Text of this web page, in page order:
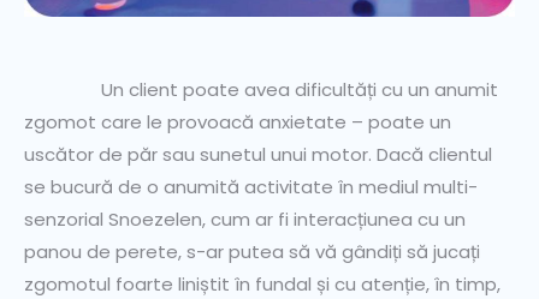
Un client poate avea dificultăți cu un anumit
zgomot care le provoacă anxietate – poate un
uscător de păr sau sunetul unui motor. Dacă clientul
se bucură de o anumită activitate în mediul multi-
senzorial Snoezelen, cum ar fi interacțiunea cu un
panou de perete, s-ar putea să vă gândiți să jucați
zgomotul foarte liniștit în fundal și cu atenție, în timp,